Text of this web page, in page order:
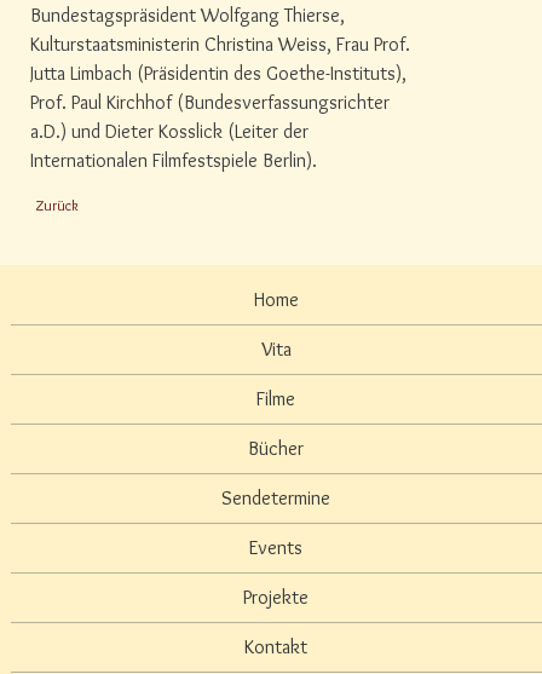
Bundestagspräsident Wolfgang Thierse,
Kulturstaatsministerin Christina Weiss, Frau Prof.
Jutta Limbach (Präsidentin des Goethe-Instituts),
Prof. Paul Kirchhof (Bundesverfassungsrichter
a.D.) und Dieter Kosslick (Leiter der
Internationalen Filmfestspiele Berlin).
Zurück
Home
Vita
Filme
Bücher
Sendetermine
Events
Projekte
Kontakt